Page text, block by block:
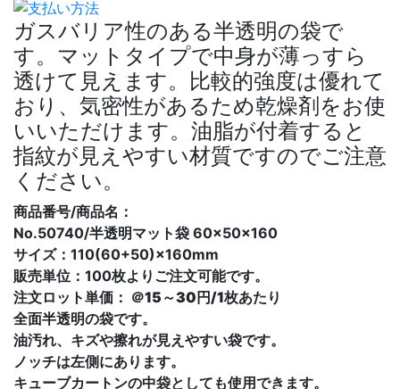
ガスバリア性のある半透明の袋で
す。マットタイプで中身が薄っすら
透けて見えます。比較的強度は優れて
おり、気密性があるため乾燥剤をお使
いいただけます。油脂が付着すると
指紋が見えやすい材質ですのでご注意
ください。
商品番号/商品名：
No.50740/半透明マット袋 60×50×160
サイズ：110(60+50)×160mm
販売単位：100枚よりご注文可能です。
注文ロット単価： ＠15～30円/1枚あたり
全面半透明の袋です。
油汚れ、キズや擦れが見えやすい袋です。
ノッチは左側にあります。
キューブカートンの中袋としても使用できます。